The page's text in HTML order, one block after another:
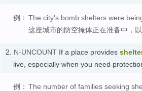
例： The city's bomb shelters were
这座城市的防空掩体正在准备中，
2. N-UNCOUNT If a place provides
live, especially when you need
例： The number of families seeking